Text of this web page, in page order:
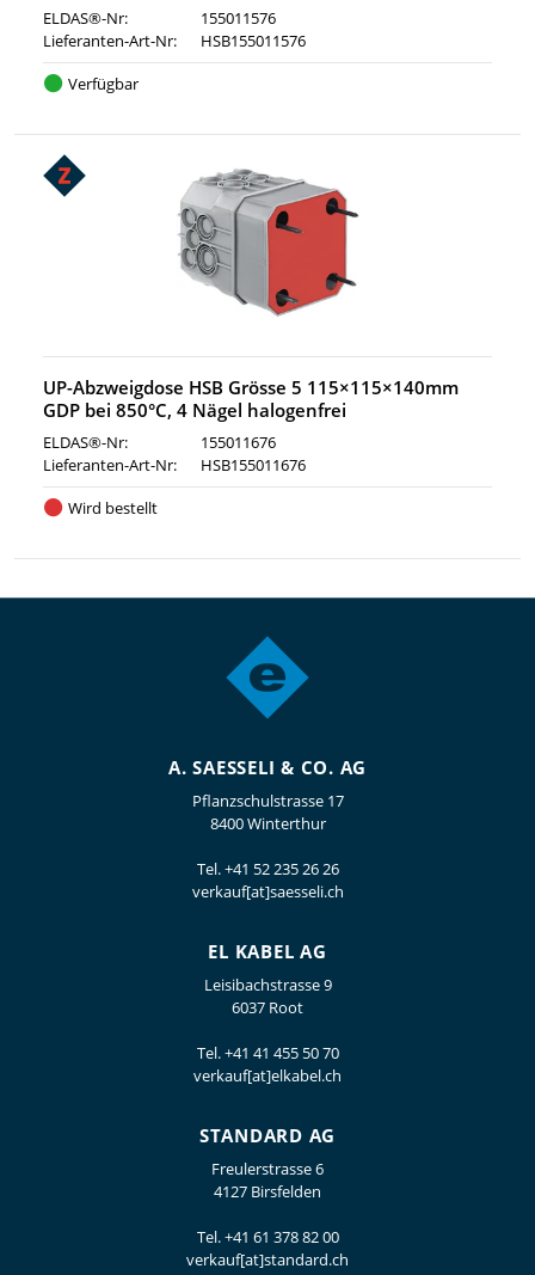
ELDAS®-Nr:
155011576
Lieferanten-Art-Nr:
HSB155011576
Verfügbar
UP-Abzweigdose HSB Grösse 5 115×115×140mm
GDP bei 850°C, 4 Nägel halogenfrei
ELDAS®-Nr:
155011676
Lieferanten-Art-Nr:
HSB155011676
Wird bestellt
A. SAESSELI & CO. AG
Pflanzschulstrasse 17
8400 Winterthur
Tel.+41 52 235 26 26
verkauf[at]saesseli.ch
EL KABEL AG
Leisibachstrasse 9
6037 Root
Tel.+41 41 455 50 70
verkauf[at]elkabel.ch
STANDARD AG
Freulerstrasse 6
4127 Birsfelden
Tel.+41 61 378 82 00
verkauf[at]standard.ch